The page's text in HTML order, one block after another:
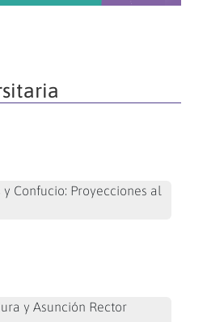
Confucio: Proyecciones al
y Asunción Rector